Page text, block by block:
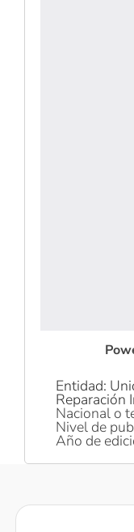
Entidad:
Reparación
Nacional o
Nivel de
Año de